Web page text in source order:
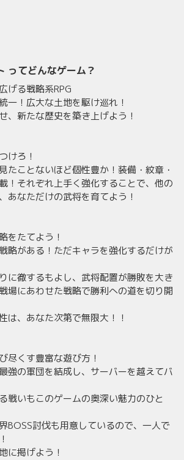
ってどんなゲーム？
げる戦略系RPG
一！広大な土地を駆け巡れ！
、新たな歴史を築き上げよう！
けろ！
たことないほど個性豊か！装備・紋章・
！それぞれ上手く強化することで、他の
あなただけの武将を育てよう！
をたてよう！
略がある！ただキャラを強化するだけが
に徹するもよし、武将配置が勝敗を大き
場にあわせた戦略で勝利への道を切り開
は、あなた次第で無限大！！
尽くす豊富な遊び方！
強の軍団を結成し、サーバーを越えてバ
戦いもこのゲームの奥深い魅力のひと
BOSS討伐も用意しているので、一人で
に掲げよう！